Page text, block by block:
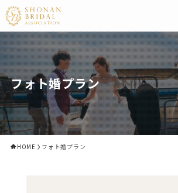
フォト婚プラン
HOME フォト婚プラン